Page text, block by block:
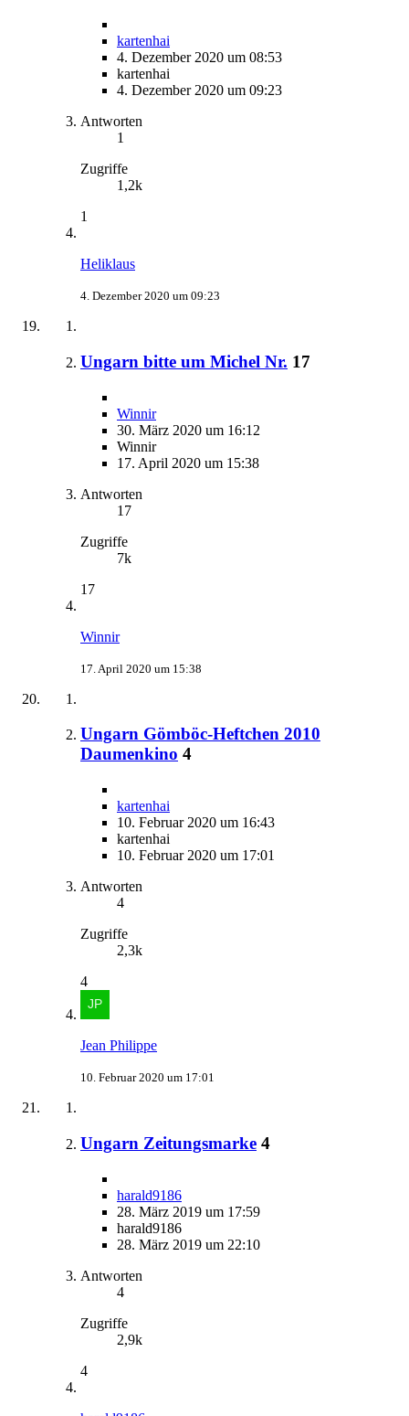
kartenhai
4. Dezember 2020 um 08:53
kartenhai
4. Dezember 2020 um 09:23
Antworten
1
Zugriffe
1,2k
1
Heliklaus
4. Dezember 2020 um 09:23
Ungarn bitte um Michel Nr. 17
Winnir
30. März 2020 um 16:12
Winnir
17. April 2020 um 15:38
Antworten
17
Zugriffe
7k
17
Winnir
17. April 2020 um 15:38
Ungarn Gömböc-Heftchen 2010
Daumenkino 4
kartenhai
10. Februar 2020 um 16:43
kartenhai
10. Februar 2020 um 17:01
Antworten
4
Zugriffe
2,3k
4
Jean Philippe
10. Februar 2020 um 17:01
Ungarn Zeitungsmarke 4
harald9186
28. März 2019 um 17:59
harald9186
28. März 2019 um 22:10
Antworten
4
Zugriffe
2,9k
4